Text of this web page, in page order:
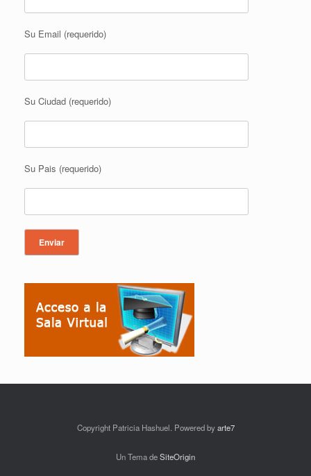
Su Email (requerido)
Su Ciudad (requerido)
Su Pais (requerido)
Copyright Patricia Hashuel. Powered byarte7
Un Tema deSiteOrigin